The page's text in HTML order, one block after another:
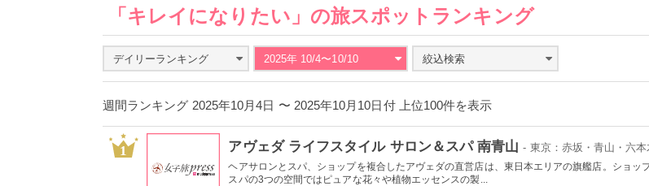
「キレイになりたい」の旅スポットランキング
デイリーランキング 2025年 10/4〜10/10 絞込検索
週間ランキング 2025年10月4日 〜 2025年10月10日付 上位100件を表示
1 アヴェダ ライフスタイル サロン＆スパ 南青山 - 東京：赤坂・青山・六本
ヘアサロンとスパ、ショップを複合したアヴェダの直営店は、東日本エリアの旗艦店。ショップ
スパの3つの空間ではピュアな花々や植物エッセンスの製...